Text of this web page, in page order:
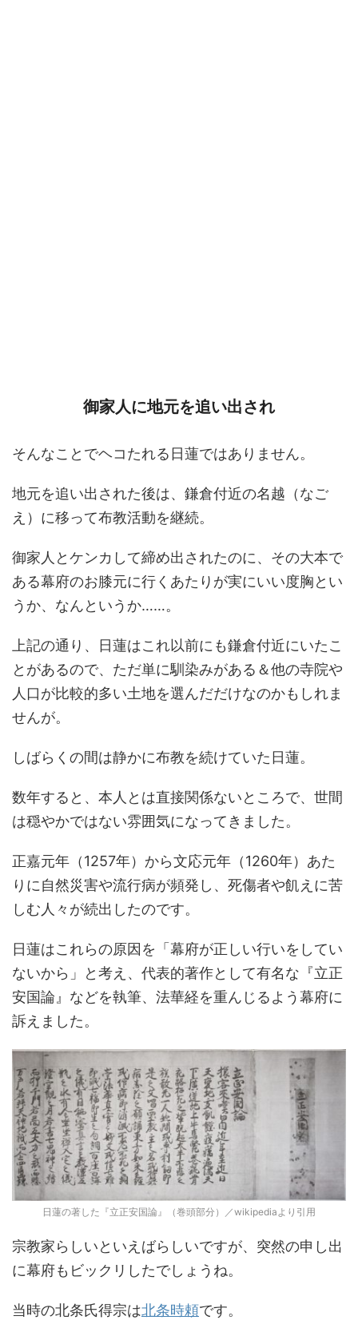
御家人に地元を追い出され
そんなことでヘコたれる日蓮ではありません。
地元を追い出された後は、鎌倉付近の名越（なご
え）に移って布教活動を継続。
御家人とケンカして締め出されたのに、その大本で
ある幕府のお膝元に行くあたりが実にいい度胸とい
うか、なんというか……。
上記の通り、日蓮はこれ以前にも鎌倉付近にいたこ
とがあるので、ただ単に馴染みがある＆他の寺院や
人口が比較的多い土地を選んだだけなのかもしれま
せんが。
しばらくの間は静かに布教を続けていた日蓮。
数年すると、本人とは直接関係ないところで、世間
は穏やかではない雰囲気になってきました。
正嘉元年（1257年）から文応元年（1260年）あた
りに自然災害や流行病が頻発し、死傷者や飢えに苦
しむ人々が続出したのです。
日蓮はこれらの原因を「幕府が正しい行いをしてい
ないから」と考え、代表的著作として有名な『立正
安国論』などを執筆、法華経を重んじるよう幕府に
訴えました。
日蓮の著した『立正安国論』（巻頭部分）／wikipediaより引用
宗教家らしいといえばらしいですが、突然の申し出
に幕府もビックリしたでしょうね。
当時の北条氏得宗は北条時頼です。